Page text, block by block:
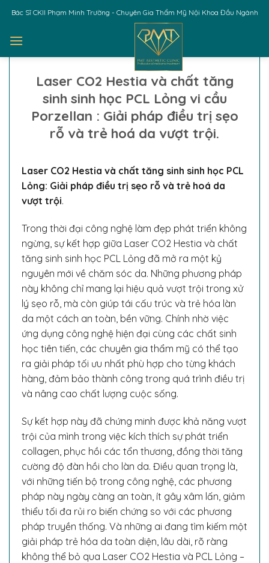
content
Bác Sĩ CKII Phạm Minh Trường - Chuyên Gia Thẩm Mỹ Nội Khoa Đầu Ngành
Laser CO2 Hestia và chất tăng
sinh sinh học PCL Lỏng vi cầu
Porzellan : Giải pháp điều trị sẹo
rỗ và trẻ hoá da vượt trội.
Laser CO2 Hestia và chất tăng sinh sinh học PCL
Lỏng: Giải pháp điều trị sẹo rỗ và trẻ hoá da
vượt trội.
Trong thời đại công nghệ làm đẹp phát triển không
ngừng, sự kết hợp giữa Laser CO2 Hestia và chất
tăng sinh sinh học PCL Lỏng đã mở ra một kỷ
nguyên mới về chăm sóc da. Những phương pháp
này không chỉ mang lại hiệu quả vượt trội trong xử
lý sẹo rỗ, mà còn giúp tái cấu trúc và trẻ hóa làn
da một cách an toàn, bền vững. Chính nhờ việc
ứng dụng công nghệ hiện đại cùng các chất sinh
học tiên tiến, các chuyên gia thẩm mỹ có thể tạo
ra giải pháp tối ưu nhất phù hợp cho từng khách
hàng, đảm bảo thành công trong quá trình điều trị
và nâng cao chất lượng cuộc sống.
Sự kết hợp này đã chứng minh được khả năng vượt
trội của mình trong việc kích thích sự phát triển
collagen, phục hồi các tổn thương, đồng thời tăng
cường độ đàn hồi cho làn da. Điều quan trọng là,
với những tiến bộ trong công nghệ, các phương
pháp này ngày càng an toàn, ít gây xâm lấn, giảm
thiểu tối đa rủi ro biến chứng so với các phương
pháp truyền thống. Và những ai đang tìm kiếm một
giải pháp trẻ hóa da toàn diện, lâu dài, rõ ràng
không thể bỏ qua Laser CO2 Hestia và PCL Lỏng –